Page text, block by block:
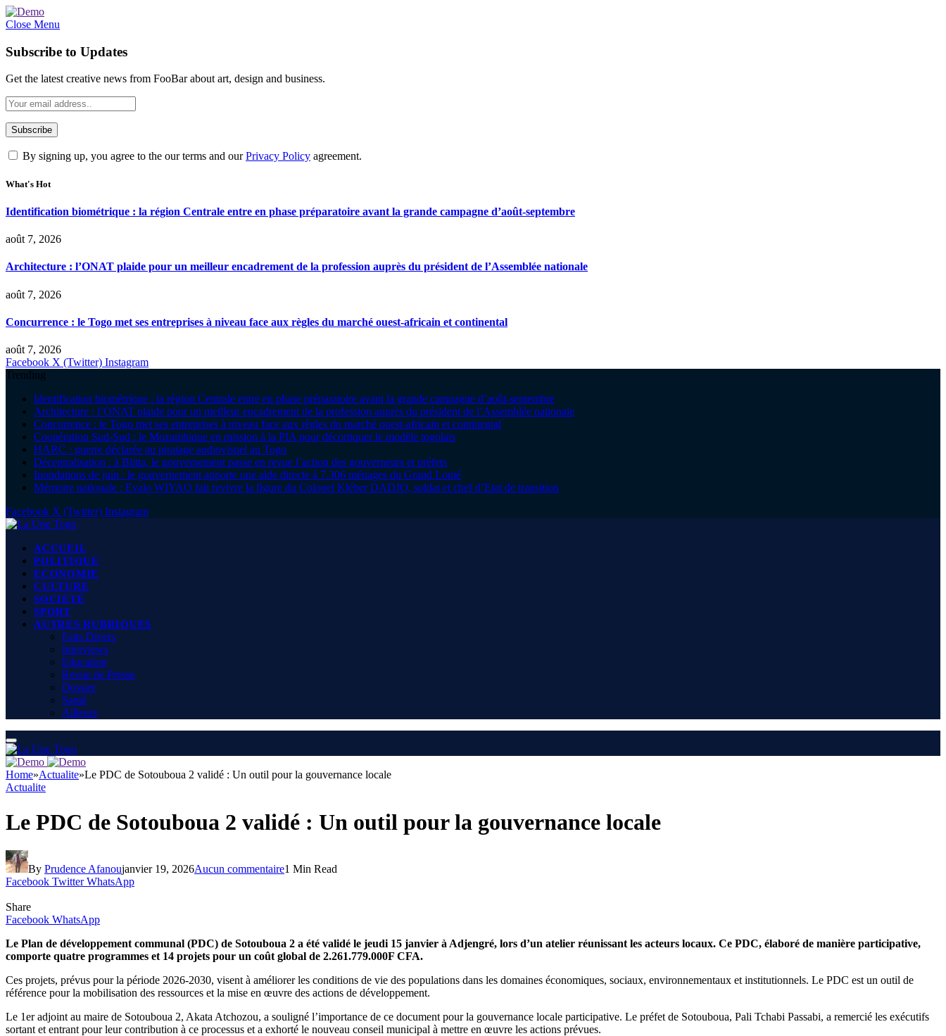
Close Menu
Subscribe to Updates
Get the latest creative news from FooBar about art, design and business.
By signing up, you agree to the our terms and ourPrivacy Policy agreement.
What's Hot
Identification biométrique : la région Centrale entre en phase préparatoire avant la grande campagne d’août-septembre
août 7, 2026
Architecture : l’ONAT plaide pour un meilleur encadrement de la profession auprès du président de l’Assemblée nationale
août 7, 2026
Concurrence : le Togo met ses entreprises à niveau face aux règles du marché ouest-africain et continental
août 7, 2026
Facebook X (Twitter) Instagram
Trending
Identification biométrique : la région Centrale entre en phase préparatoire avant la grande campagne d’août-septembre
Architecture : l’ONAT plaide pour un meilleur encadrement de la profession auprès du président de l’Assemblée nationale
Concurrence : le Togo met ses entreprises à niveau face aux règles du marché ouest-africain et continental
Coopération Sud-Sud : le Mozambique en mission à la PIA pour décortiquer le modèle togolais
HARC : guerre déclarée au piratage audiovisuel au Togo
Décentralisation : à Blitta, le gouvernement passe en revue l’action des gouverneurs et préfets
Inondations de juin : le gouvernement apporte une aide directe à 7.306 ménages du Grand Lomé
Mémoire nationale : Evalo WIYAO fait revivre la figure du Colonel Kléber DADJO, soldat et chef d’Etat de transition
Facebook X (Twitter) Instagram
ACCUEIL
POLITIQUE
ECONOMIE
CULTURE
SOCIÉTÉ
SPORT
AUTRES RUBRIQUES
Faits Divers
Interviews
Education
Revue de Presse
Dossier
Santé
Ailleurs
Home»Actualite»Le PDC de Sotouboua 2 validé : Un outil pour la gouvernance locale
Actualite
Le PDC de Sotouboua 2 validé : Un outil pour la gouvernance locale
By Prudence Afanoujanvier 19, 2026Aucun commentaire1 Min Read
Facebook Twitter WhatsApp
Share
Facebook WhatsApp
Le Plan de développement communal (PDC) de Sotouboua 2 a été validé le jeudi 15 janvier à Adjengré, lors d’un atelier réunissant les acteurs locaux. Ce PDC, élaboré de manière participative,
comporte quatre programmes et 14 projets pour un coût global de 2.261.779.000F CFA.
Ces projets, prévus pour la période 2026-2030, visent à améliorer les conditions de vie des populations dans les domaines économiques, sociaux, environnementaux et institutionnels. Le PDC est un outil de
référence pour la mobilisation des ressources et la mise en œuvre des actions de développement.
Le 1er adjoint au maire de Sotouboua 2, Akata Atchozou, a souligné l’importance de ce document pour la gouvernance locale participative. Le préfet de Sotouboua, Pali Tchabi Passabi, a remercié les exécutifs
sortant et entrant pour leur contribution à ce processus et a exhorté le nouveau conseil municipal à mettre en œuvre les actions prévues.